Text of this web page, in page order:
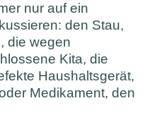
nur auf ein
den Stau,
die wegen
Kita, die
Haushaltsgerät,
Medikament, den